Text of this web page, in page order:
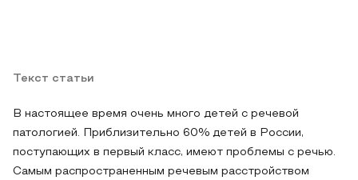
Текст статьи
В настоящее время очень много детей с речевой
патологией. Приблизительно 60% детей в России,
поступающих в первый класс, имеют проблемы с речью.
Самым распространенным речевым расстройством